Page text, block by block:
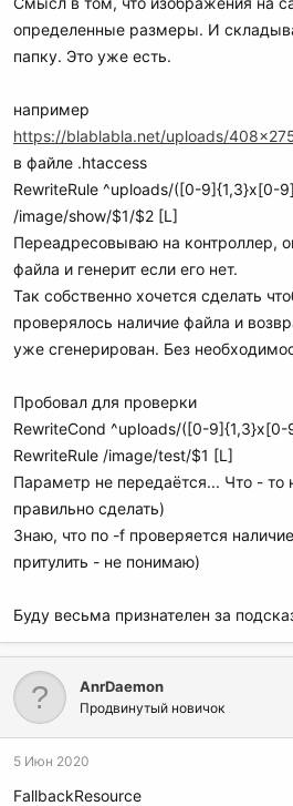
определенные размеры. И
папку. Это уже есть.
например
https://blablabla.net/uploads/
в файле .htaccess
RewriteRule ^uploads/([0-9]{1,3}x[0-
/image/show/$1/$2 [L]
Переадресовываю на контроллер,
файла и генерит если его нет.
Так собственно хочется сделать
проверялось наличие файла и
уже сгенерирован. Без
Пробовал для проверки
RewriteCond ^uploads/([0-9]{1,3}x[0-
RewriteRule /image/test/$1 [L]
Параметр не передаётся... Что - то
правильно сделать)
Знаю, что по -f проверяется
притулить - не понимаю)
Буду весьма признателен за
AnrDaemon
Продвинутый новичок
5 Июн 2020
FallbackResource